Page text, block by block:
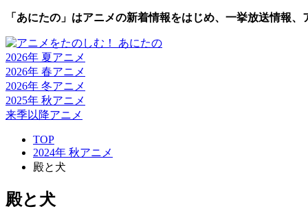
「あにたの」はアニメの新着情報をはじめ、一挙放送情報
2026年 夏アニメ
2026年 春アニメ
2026年 冬アニメ
2025年 秋アニメ
来季以降アニメ
TOP
2024年 秋アニメ
殿と犬
殿と犬